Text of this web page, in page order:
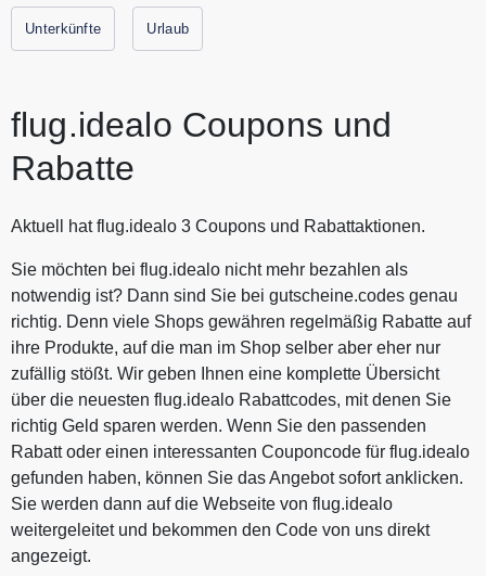
Unterkünfte Urlaub
flug.idealo Coupons und
Rabatte
Aktuell hat flug.idealo 3 Coupons und Rabattaktionen.
Sie möchten bei flug.idealo nicht mehr bezahlen als
notwendig ist? Dann sind Sie bei gutscheine.codes genau
richtig. Denn viele Shops gewähren regelmäßig Rabatte auf
ihre Produkte, auf die man im Shop selber aber eher nur
zufällig stößt. Wir geben Ihnen eine komplette Übersicht
über die neuesten flug.idealo Rabattcodes, mit denen Sie
richtig Geld sparen werden. Wenn Sie den passenden
Rabatt oder einen interessanten Couponcode für flug.idealo
gefunden haben, können Sie das Angebot sofort anklicken.
Sie werden dann auf die Webseite von flug.idealo
weitergeleitet und bekommen den Code von uns direkt
angezeigt.